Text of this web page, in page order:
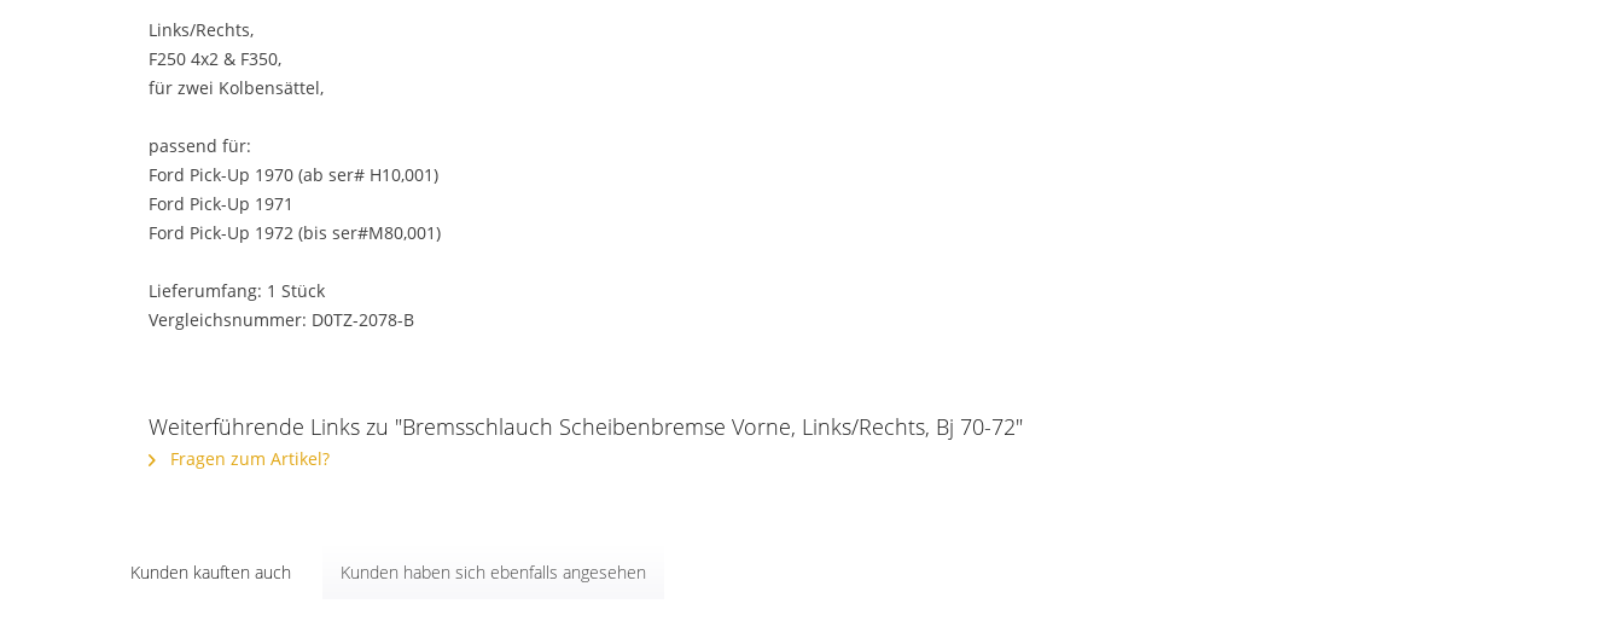
Links/Rechts,
F250 4x2 & F350,
für zwei Kolbensättel,
passend für:
Ford Pick-Up 1970 (ab ser# H10,001)
Ford Pick-Up 1971
Ford Pick-Up 1972 (bis ser#M80,001)
Lieferumfang: 1 Stück
Vergleichsnummer: D0TZ-2078-B
Weiterführende Links zu "Bremsschlauch Scheibenbremse Vorne, Links/Rechts, Bj 70-72"
Fragen zum Artikel?
Kunden kauften auch Kunden haben sich ebenfalls angesehen